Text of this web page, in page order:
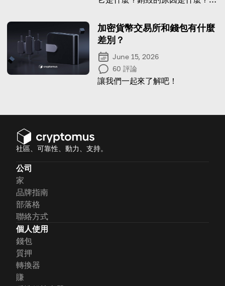
加密貨幣交易所和錢包有什麼
差別？
June 15, 2026
60 評論
讓我們一起來了解吧！
社區、可靠性、動力、支持。
公司
家
品牌指南
部落格
聯絡方式
個人使用
錢包
質押
轉換器
賺